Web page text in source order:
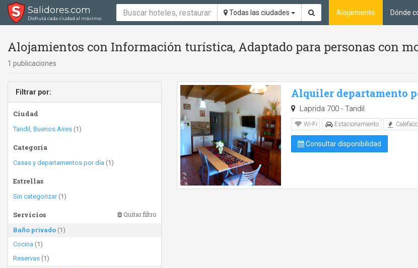
Salidores.com
Disfrutá cada ciudad al máximo
Todas las ciudades Alojamiento Dónde
Alojamientos con Información turística, Adaptado para personas con
1 publicaciones
Filtrar por:
Ciudad
Tandil, Buenos Aires (1)
Categoría
Casas y departamentos por día (1)
Estrellas
Sin categorizar(1)
Servicios Quitar filtro
Baño privado (1)
Cocina (1)
Reservas (1)
Alquiler departamento
Laprida 700 - Tandil
Wi-Fi Estacionamiento
Consultar disponibilidad